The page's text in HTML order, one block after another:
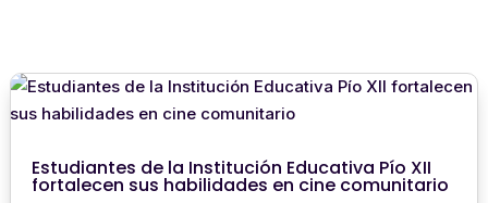
Estudiantes de la Institución Educativa Pío XII
fortalecen sus habilidades en cine comunitario